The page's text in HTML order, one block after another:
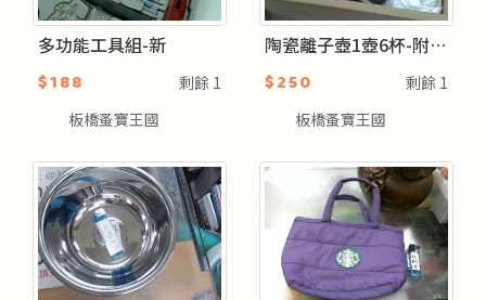
多功能工具組-新
$188 剩餘 1
板橋蚤寶王國
陶瓷離子壺1壺6杯-附盒-新
$250 剩餘 1
板橋蚤寶王國